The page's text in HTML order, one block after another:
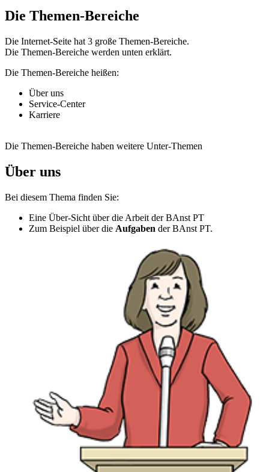
Die Themen-Bereiche
Die Internet-Seite hat 3 große Themen-Bereiche.
Die Themen-Bereiche werden unten erklärt.
Die Themen-Bereiche heißen:
Über uns
Service-Center
Karriere
Die Themen-Bereiche haben weitere Unter-Themen
Über uns
Bei diesem Thema finden Sie:
Eine Über-Sicht über die Arbeit der BAnst PT
Zum Beispiel über die Aufgaben der BAnst PT.